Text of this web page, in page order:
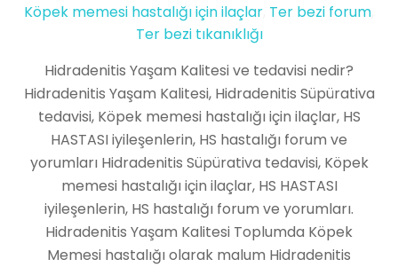
Köpek memesi hastalığı için ilaçlar Ter bezi forum
Ter bezi tıkanıklığı
Hidradenitis Yaşam Kalitesi ve tedavisi nedir?
Hidradenitis Yaşam Kalitesi, Hidradenitis Süpürativa
tedavisi, Köpek memesi hastalığı için ilaçlar, HS
HASTASI iyileşenlerin, HS hastalığı forum ve
yorumları Hidradenitis Süpürativa tedavisi, Köpek
memesi hastalığı için ilaçlar, HS HASTASI
iyileşenlerin, HS hastalığı forum ve yorumları.
Hidradenitis Yaşam Kalitesi Toplumda Köpek
Memesi hastalığı olarak malum Hidradenitis